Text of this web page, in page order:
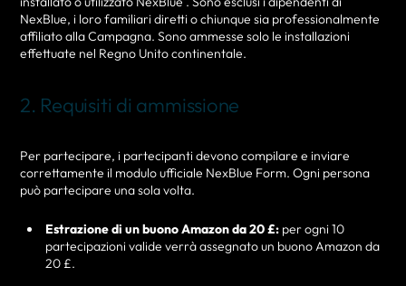
NexBlue, i loro familiari diretti o chiunque sia professionalmente
affiliato alla Campagna. Sono ammesse solo le installazioni
effettuate nel Regno Unito continentale.
2. Requisiti di ammissione
Per partecipare, i partecipanti devono compilare e inviare
correttamente il modulo ufficiale NexBlue Form. Ogni persona
può partecipare una sola volta.
Estrazione di un buono Amazon da 20 £: per ogni 10
partecipazioni valide verrà assegnato un buono Amazon da
20 £.